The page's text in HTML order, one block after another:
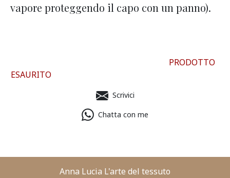
vapore proteggendo il capo con un panno).
PRODOTTO
ESAURITO
Scrivici
Chatta con me
Anna Lucia L'arte del tessuto